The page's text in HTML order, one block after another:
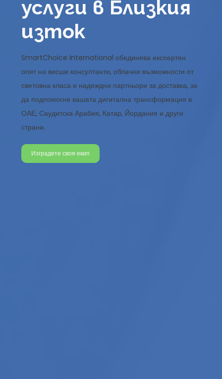
услуги в Близкия
изток
SmartChoice International обединява експертен
опит на висши консултанти, облачни възможности от
световна класа и надеждни партньори за доставка, за
да подпомогне вашата дигитална трансформация в
ОАЕ, Саудитска Арабия, Катар, Йордания и други
страни.
Изградете своя екип